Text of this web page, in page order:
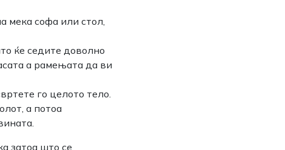
мека софа или стол,
ќе седите доволно
а рамењата да ви
го целото тело.
а потоа
затоа што се